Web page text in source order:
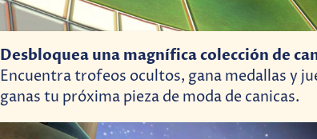
Desbloquea una magnífica colección de
Encuentra trofeos ocultos, gana medallas y
ganas tu próxima pieza de moda de canicas.